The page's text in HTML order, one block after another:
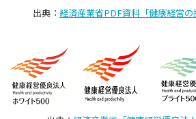
出典： 経済産業省PDF資料「健康経営の